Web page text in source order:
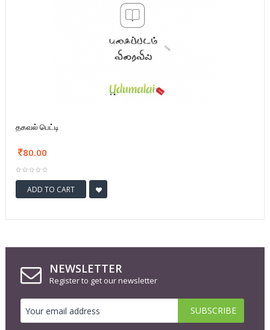
தகவல் பெட்டி
80.00
ADD TO CART
NEWSLETTER
Register to get our newsletter